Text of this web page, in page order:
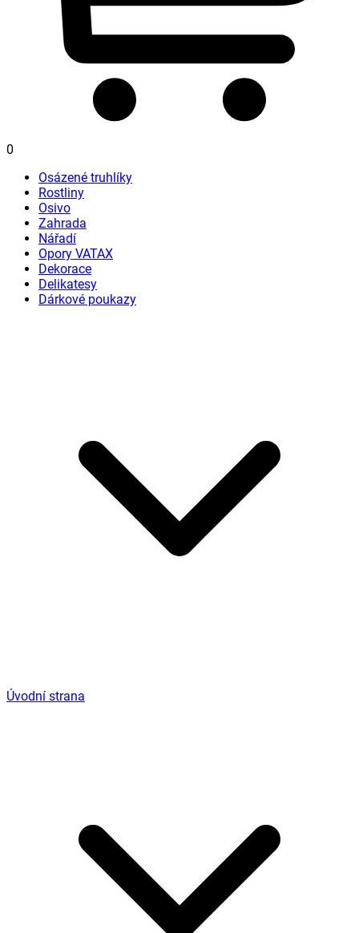
0
Osázené truhlíky
Rostliny
Osivo
Zahrada
Nářadí
Opory VATAX
Dekorace
Delikatesy
Dárkové poukazy
Úvodní strana